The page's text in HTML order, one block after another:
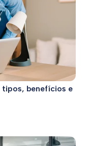
tipos, benefícios e